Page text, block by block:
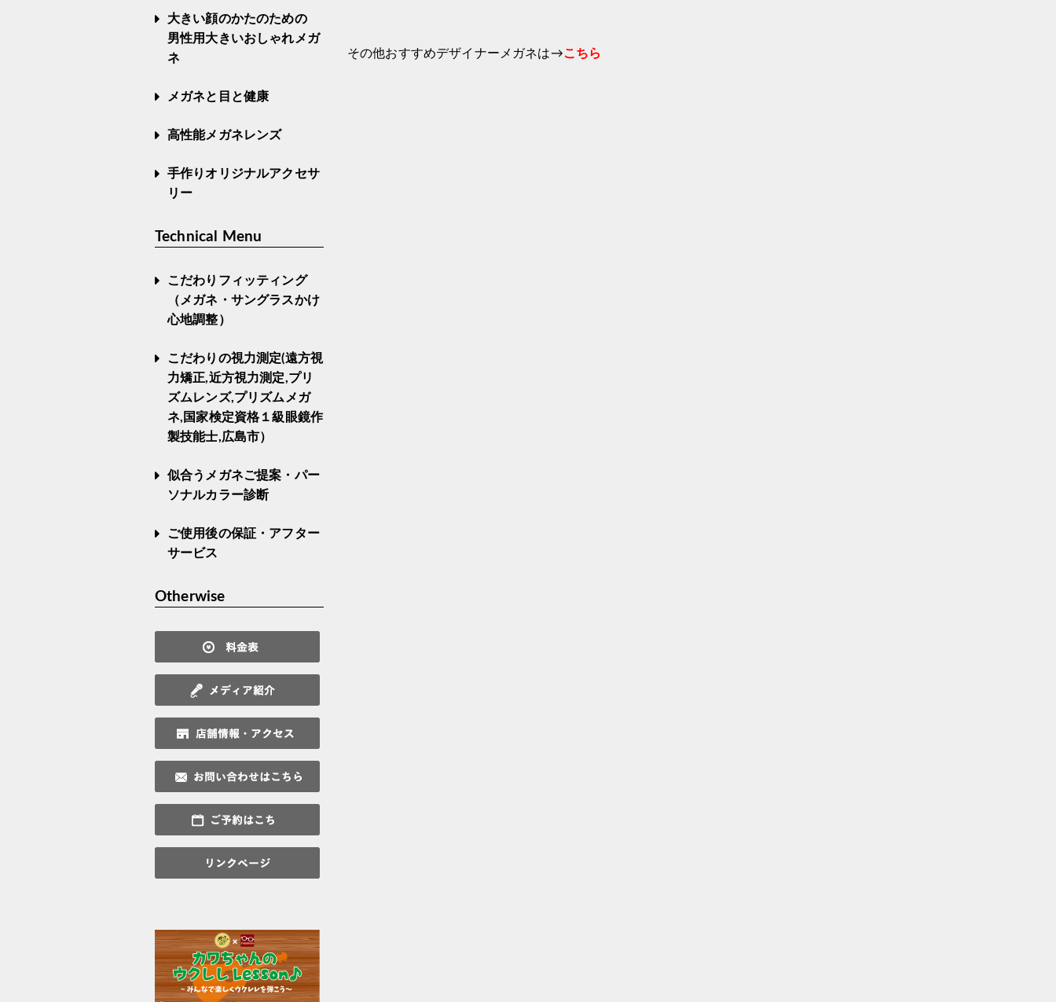
その他おすすめデザイナーメガネは→こちら
大きい顔のかたのための
男性用大きいおしゃれメガ
ネ
メガネと目と健康
高性能メガネレンズ
手作りオリジナルアクセサ
リー
Technical Menu
こだわりフィッティング
（メガネ・サングラスかけ
心地調整）
こだわりの視力測定(遠方視
力矯正,近方視力測定,プリ
ズムレンズ,プリズムメガ
ネ,国家検定資格１級眼鏡作
製技能士,広島市）
似合うメガネご提案・パー
ソナルカラー診断
ご使用後の保証・アフター
サービス
Otherwise